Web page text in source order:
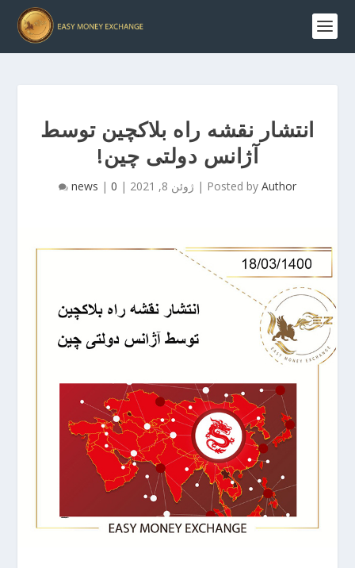
انتشار نقشه راه بلاکچین توسط
آژانس دولتی چین!
Posted by Author
| ژوئن 8, 2021 |
news | 0